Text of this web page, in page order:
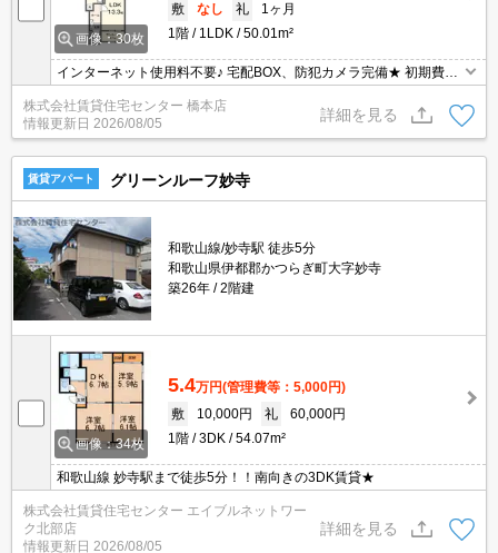
画像：30枚
敷
なし 礼
1ヶ月
1階
1LDK 50.01m²
インターネット使用料不要♪ 宅配BOX、防犯カメラ完備★ 初期費用
の交渉は、賃貸住宅センターまで！！
株式会社賃貸住宅センター 橋本店
情報更新日 2026/08/05
詳細を見る
賃貸アパート グリーンルーフ妙寺
和歌山線/妙寺駅 徒歩5分
和歌山県伊都郡かつらぎ町大字妙寺
築26年
2階建
画像：34枚
5.4万円(管理費等：5,000円)
敷
10,000円 礼
60,000円
1階
3DK 54.07m²
和歌山線 妙寺駅まで徒歩5分！！南向きの3DK賃貸★
株式会社賃貸住宅センター エイブルネットワー
ク北部店
情報更新日 2026/08/05
詳細を見る